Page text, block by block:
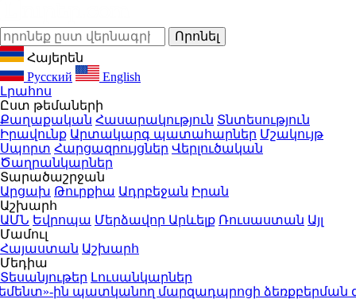
Հայերեն
Русский
English
Լրահոս
Ըստ թեմաների
Քաղաքական Հասարակություն Տնտեսություն
Իրավունք Արտակարգ պատահարներ Մշակույթ
Սպորտ Հարցազրույցներ Վերլուծական
Ծաղրանկարներ
Տարածաշրջան
Արցախ Թուրքիա Ադրբեջան Իրան
Աշխարհ
ԱՄՆ Եվրոպա Մերձավոր Արևելք Ռուսաստան Այլ
Մամուլ
Հայաստան Աշխարհ
Մեդիա
Տեսանյութեր Լուսանկարներ
ին պատկանող մարզադպրոցի ձեռքբերման